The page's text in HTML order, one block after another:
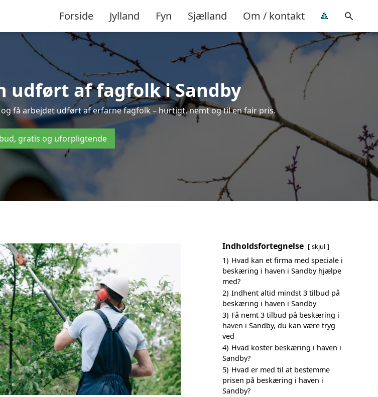
Forside Jylland Fyn Sjælland Om / kontakt
udført af fagfolk i Sandby
få arbejdet udført af erfarne fagfolk – hurtigt, nemt og til en fair pris.
gratis og uforpligtende
Indholdsfortegnelse skjul
1) Hvad kan et firma med speciale i
beskæring i haven i Sandby hjælpe
med?
2) Indhent altid mindst 3 tilbud på
beskæring i haven i Sandby
3) Få nemt 3 tilbud på beskæring i
haven i Sandby, du kan være tryg
ved
4) Hvad koster beskæring i haven i
Sandby?
5) Hvad er med til at bestemme
prisen på beskæring i haven i
Sandby?